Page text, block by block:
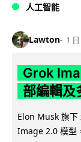
人工智能
Lawton 1 日
Grok
部編輯及
Elon Musk 旗
Image 2.0 模型